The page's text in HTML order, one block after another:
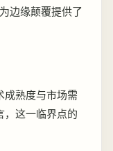
边缘颠覆提供了
成熟度与市场需
，这一临界点的